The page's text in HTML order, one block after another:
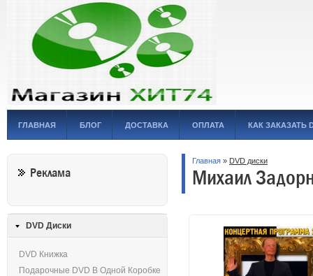
ГЛАВНАЯ БЛОГ ДОСТАВКА ОПЛАТА КАК ЗАКАЗАТЬ
Главная » DVD диски
Михаил
Реклама
DVD Диски
DVD Книжка
Подарочные DVD В Одной Коробке